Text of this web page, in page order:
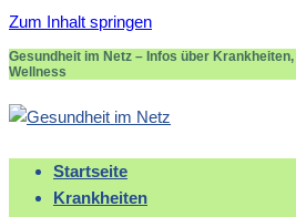
Zum Inhalt springen
Gesundheit im Netz – Infos über
Wellness
Startseite
Krankheiten